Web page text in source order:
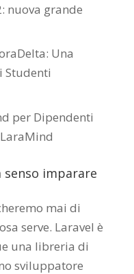
nuova grande
Una
Studenti
per Dipendenti
senso imparare
mai di
serve. Laravel è
una libreria di
sviluppatore